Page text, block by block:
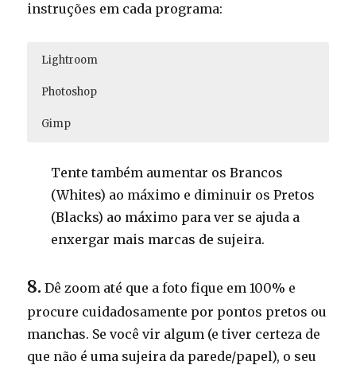
instruções em cada programa:
Lightroom
Photoshop
Gimp
Claridade (Clarity) e de Contraste para a direita.
(Filters > Sharpen > Unsharp mask) e deslize os
Clique em Imagem > Ajustes > Brilho/contraste
(Image > Adjustments > Brightness/Contrast) e
deslize a barra de contraste para a direita.
(Filters > Enhance > Unsharp mask) e deslize os
Clique em Ferramentas > Ferramentas de cor >
Brilho-Contraste (Tools > Color Tools > Brightness-
Contrast) e deslize a barra de contraste para a
Tente também aumentar os Brancos
(Whites) ao máximo e diminuir os Pretos
(Blacks) ao máximo para ver se ajuda a
enxergar mais marcas de sujeira.
8. Dê zoom até que a foto fique em 100% e
procure cuidadosamente por pontos pretos ou
manchas. Se você vir algum (e tiver certeza de
que não é uma sujeira da parede/papel), o seu